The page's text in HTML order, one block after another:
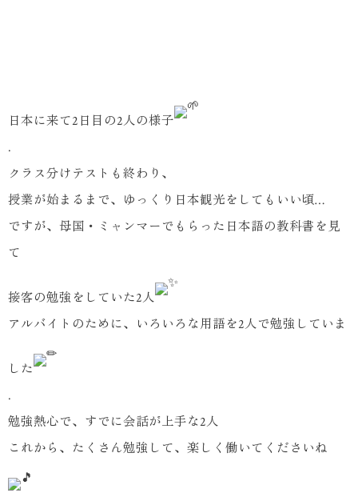
日本に来て2日目の2人の様子
.
クラス分けテストも終わり、
授業が始まるまで、ゆっくり日本観光をしてもいい頃…
ですが、母国・ミャンマーでもらった日本語の教科書を見
て
接客の勉強をしていた2人
アルバイトのために、いろいろな用語を2人で勉強していま
した
.
勉強熱心で、すでに会話が上手な2人
これから、たくさん勉強して、楽しく働いてくださいね